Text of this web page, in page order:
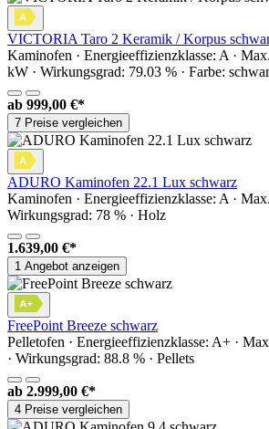
VICTORIA Taro 2 Keramik / Korpus
Kaminofen · Energieeffizienzklasse: A ·
kW · Wirkungsgrad: 79.03 % · Farbe:
ab 999,00 €*
7 Preise vergleichen
ADURO Kaminofen 22.1 Lux schwarz
Kaminofen · Energieeffizienzklasse: A ·
Wirkungsgrad: 78 % · Holz
1.639,00 €*
1 Angebot anzeigen
FreePoint Breeze schwarz
Pelletofen · Energieeffizienzklasse: A+ ·
· Wirkungsgrad: 88.8 % · Pellets
ab 2.999,00 €*
4 Preise vergleichen